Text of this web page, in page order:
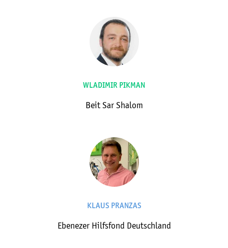
WLADIMIR PIKMAN
Beit Sar Shalom
KLAUS PRANZAS
Ebenezer Hilfsfond Deutschland